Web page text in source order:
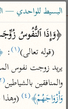
بحث تفسير
for results.
البسيط للواحدي —
﴿وَإِذَا ٱلنُّفُوسُ
(قوله تعالى)(١) :
والمنافقين بالشياطين(٢)
وَأَزْوَاجَهُمْ﴾(٤)